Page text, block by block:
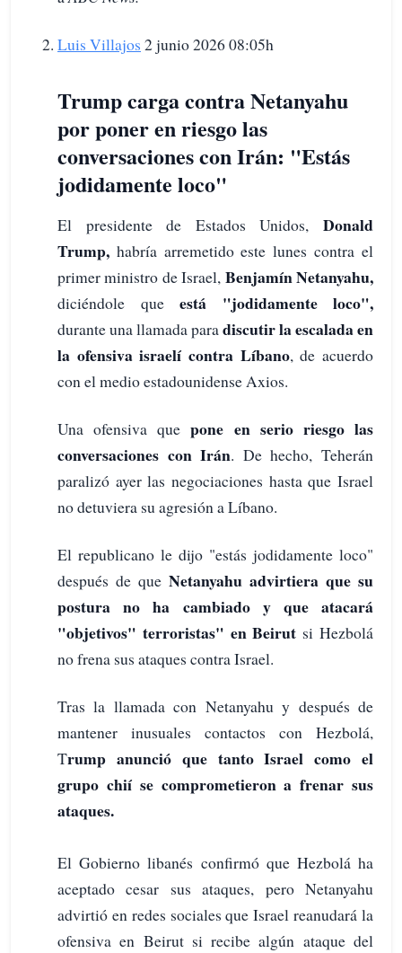
Luis Villajos 2 junio 2026 08:05h
Trump carga contra Netanyahu
por poner en riesgo las
conversaciones con Irán: "Estás
jodidamente loco"
El presidente de Estados Unidos, Donald
Trump, habría arremetido este lunes contra el
primer ministro de Israel, Benjamín Netanyahu,
diciéndole que está "jodidamente loco",
durante una llamada paradiscutir la escalada en
la ofensiva israelí contra Líbano, de acuerdo
con el medio estadounidense Axios.
Una ofensiva que pone en serio riesgo las
conversaciones con Irán. De hecho, Teherán
paralizó ayer las negociaciones hasta que Israel
no detuviera su agresión a Líbano.
El republicano le dijo "estás jodidamente loco"
después de que Netanyahu advirtiera que su
postura no ha cambiado y que atacará
"objetivos" terroristas" en Beirut si Hezbolá
no frena sus ataques contra Israel.
Tras la llamada con Netanyahu y después de
mantener inusuales contactos con Hezbolá,
Trump anunció que tanto Israel como el
grupo chií se comprometieron a frenar sus
ataques.
El Gobierno libanés confirmó que Hezbolá ha
aceptado cesar sus ataques, pero Netanyahu
advirtió en redes sociales que Israel reanudará la
ofensiva en Beirut si recibe algún ataque del